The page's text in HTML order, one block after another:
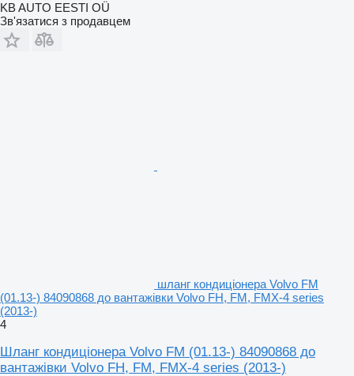
KB AUTO EESTI OÜ
Зв'язатися з продавцем
шланг кондиціонера Volvo FM
(01.13-) 84090868 до вантажівки Volvo FH, FM, FMX-4 series
(2013-)
4
Шланг кондиціонера Volvo FM (01.13-) 84090868 до
вантажівки Volvo FH, FM, FMX-4 series (2013-)